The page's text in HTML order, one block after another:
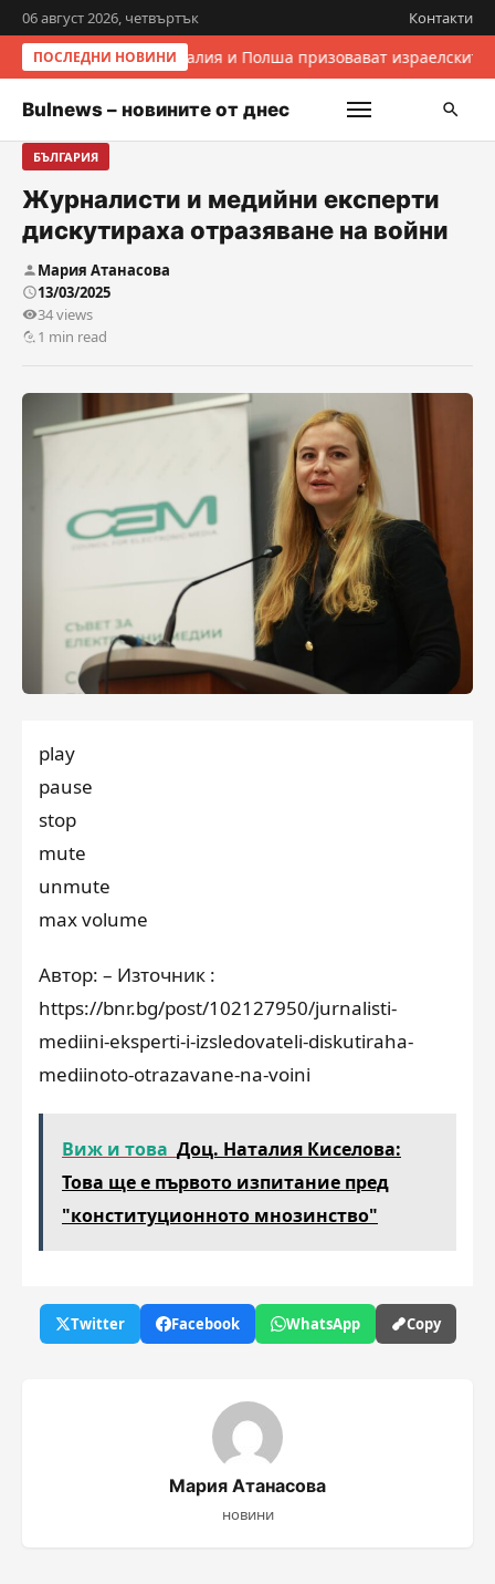
06 август 2026, четвъртък Контакти
ПОСЛЕДНИ НОВИНИИталия и Полша призовават
Bulnews – новините от днес
БЪЛГАРИЯ
Журналисти и медийни експерти
дискутираха отразяване на войни
Мария Атанасова
13/03/2025
34 views
1 min read
play
pause
stop
mute
unmute
max volume
Автор: – Източник :
https://bnr.bg/post/102127950/jurnalisti-
mediini-eksperti-i-izsledovateli-diskutiraha-
mediinoto-otrazavane-na-voini
Виж и това Доц. Наталия Киселова:
Това ще е първото изпитание пред
"конституционното мнозинство"
Twitter Facebook WhatsApp Copy
Мария Атанасова
новини